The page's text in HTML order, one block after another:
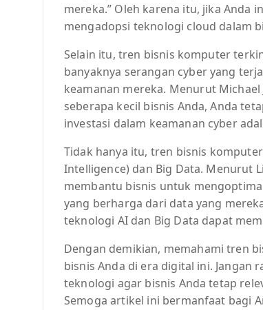
mereka.” Oleh karena itu, jika
mengadopsi teknologi cloud dalam
Selain itu, tren bisnis komputer
banyaknya serangan cyber yang
keamanan mereka. Menurut
seberapa kecil bisnis Anda, Anda
investasi dalam keamanan cyber
Tidak hanya itu, tren bisnis
Intelligence) dan Big Data. Menurut
membantu bisnis untuk
yang berharga dari data yang
teknologi AI dan Big Data dapat
Dengan demikian, memahami tren
bisnis Anda di era digital ini.
teknologi agar bisnis Anda tetap
Semoga artikel ini bermanfaat bagi